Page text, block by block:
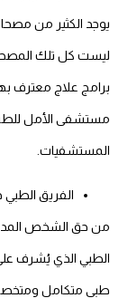
يوجد الكثير من
ليست كل تلك
برامج علاج معترف
مستشفى الأمل للطب
المستشفيات.
الفريق الطبي
من حق الشخص المدمن
الطبي الذي يُشرف على
طبي متكامل ومتخصص